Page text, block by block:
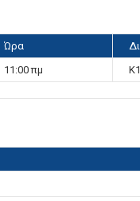
Ώρα
11:00 πμ